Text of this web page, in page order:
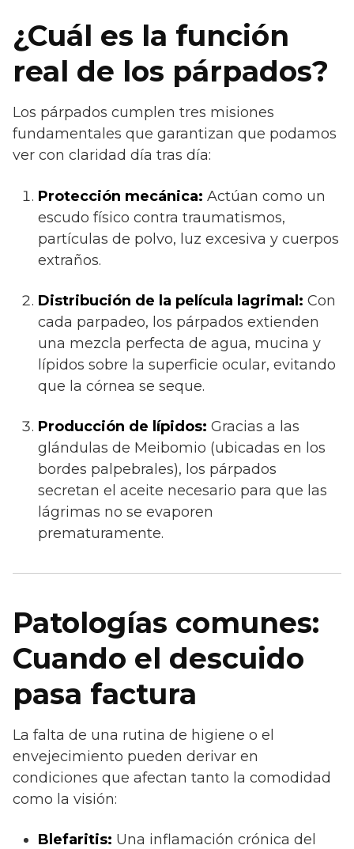
¿Cuál es la función
real de los párpados?
Los párpados cumplen tres misiones
fundamentales que garantizan que podamos
ver con claridad día tras día:
Protección mecánica: Actúan como un
escudo físico contra traumatismos,
partículas de polvo, luz excesiva y cuerpos
extraños.
Distribución de la película lagrimal: Con
cada parpadeo, los párpados extienden
una mezcla perfecta de agua, mucina y
lípidos sobre la superficie ocular, evitando
que la córnea se seque.
Producción de lípidos: Gracias a las
glándulas de Meibomio (ubicadas en los
bordes palpebrales), los párpados
secretan el aceite necesario para que las
lágrimas no se evaporen
prematuramente.
Patologías comunes:
Cuando el descuido
pasa factura
La falta de una rutina de higiene o el
envejecimiento pueden derivar en
condiciones que afectan tanto la comodidad
como la visión:
Blefaritis: Una inflamación crónica del